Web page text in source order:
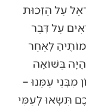
עַל הַזְּכוּת
עַל דְּבַר
לְאַחַר
הָיָה בַּשּׁוֹאָה
עַמֵּנוּ –
תִּשְׂאוּ לְעַמִּי